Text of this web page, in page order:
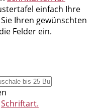
einfach Ihre
Ihren gewünschten
Felder ein.
Schriftart.